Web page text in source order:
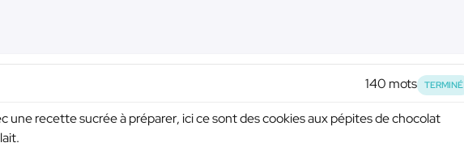
140 mots TERMINÉ
une recette sucrée à préparer, ici ce sont des cookies aux pépites de chocolat